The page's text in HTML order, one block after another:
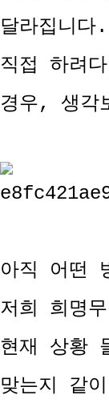
달라집니
직접 하려
경우, 생각
아직 어떤
저희 희명
현재 상황
맞는지 같